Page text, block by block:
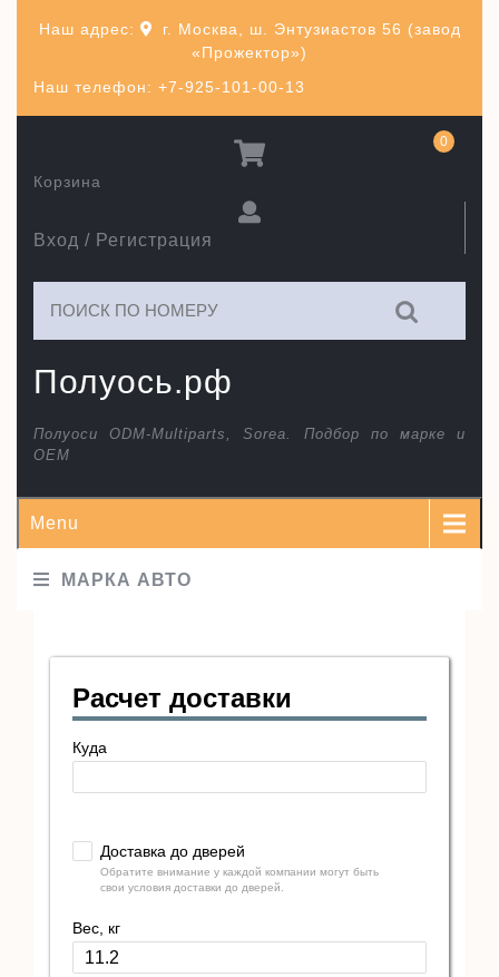
Наш телефон: +7-925-101-00-13
Наш адрес:
г. Москва, ш. Энтузиастов 56 (завод
«Прожектор»)
Полуось.рф
Полуоси ODM-Multiparts, Sorea. Подбор по марке и
ОЕМ
Вход / Регистрация
Корзина
0
Menu
МАРКА АВТО
Расчет доставки
Куда
Доставка до дверей
Обратите внимание у каждой компании могут быть
свои условия доставки до дверей.
Вес, кг